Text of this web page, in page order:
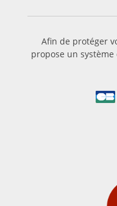
Afin de protéger
propose un